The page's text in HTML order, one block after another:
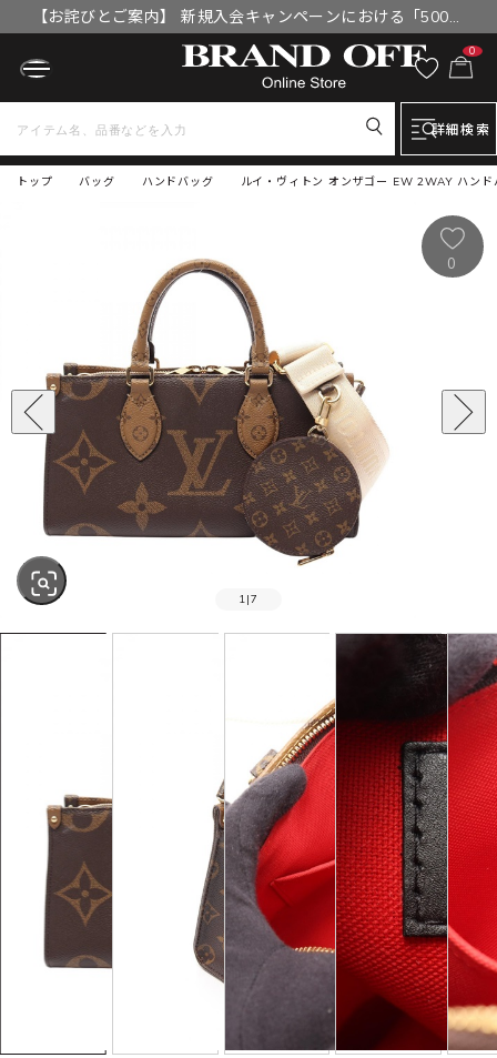
【お詫びとご案内】 新規入会キャンペーンにおける「500円
OFFクーポン」付与漏れと補填について
0
詳細検索
トップ ルイ・ヴィトン オンザゴー EW 2WAY ハン
バッグ ハンドバッグ
SOLD OUT
1 |7
0